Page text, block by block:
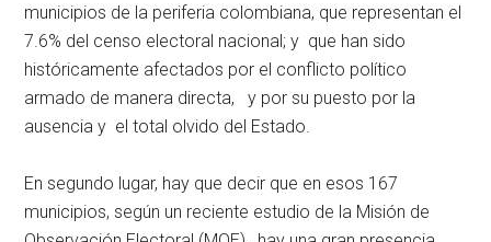
municipios de la periferia colombiana, que representan el
7.6% del censo electoral nacional; y que han sido
históricamente afectados por el conflicto político
armado de manera directa, y por su puesto por la
ausencia y el total olvido del Estado.
En segundo lugar, hay que decir que en esos 167
municipios, según un reciente estudio de la Misión de